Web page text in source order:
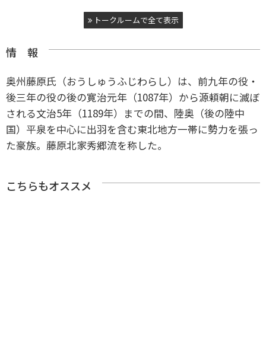
トークルームで全て表示
情 報
奥州藤原氏（おうしゅうふじわらし）は、前九年の役・
後三年の役の後の寛治元年（1087年）から源頼朝に滅ぼ
される文治5年（1189年）までの間、陸奥（後の陸中
国）平泉を中心に出羽を含む東北地方一帯に勢力を張っ
た豪族。藤原北家秀郷流を称した。
こちらもオススメ